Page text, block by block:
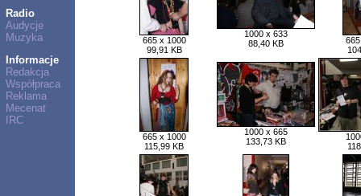
Radio
Audycje
Muzyka
Informacje
Redakcja
Współpraca
Reklama
Mecenat
IRC
665 x 1000
99,91 KB
1000 x 633
88,40 KB
665 x 1000
115,99 KB
1000 x 665
133,73 KB